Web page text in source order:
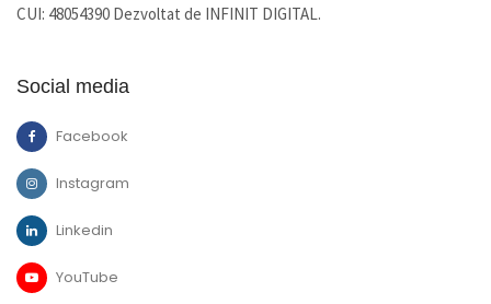
CUI: 48054390 Dezvoltat de INFINIT DIGITAL.
Social media
Facebook
Instagram
Linkedin
YouTube